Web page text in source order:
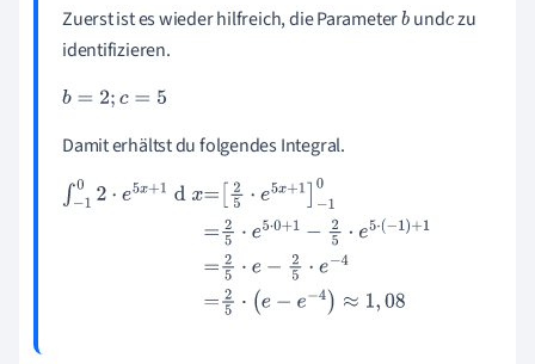
Zuerst ist es wieder hilfreich, die Parameterbundczu
identifizieren.
b =2; c=5
Damit erhältst du folgendes Integral.
e5x+ 1 -1 0= 25· e 5·0+1
25·e- 4 =25 ·(e -e-4)≈ 1,08